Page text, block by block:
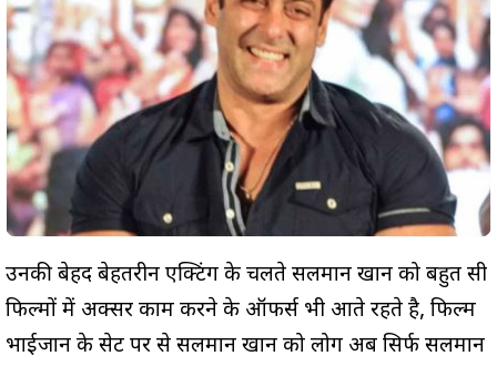
उनकी बेहद बेहतरीन एक्टिंग के चलते सलमान खान को बहुत सी
फिल्मों में अक्सर काम करने के ऑफर्स भी आते रहते है, फिल्म
भाईजान के सेट पर से सलमान खान को लोग अब सिर्फ सलमान